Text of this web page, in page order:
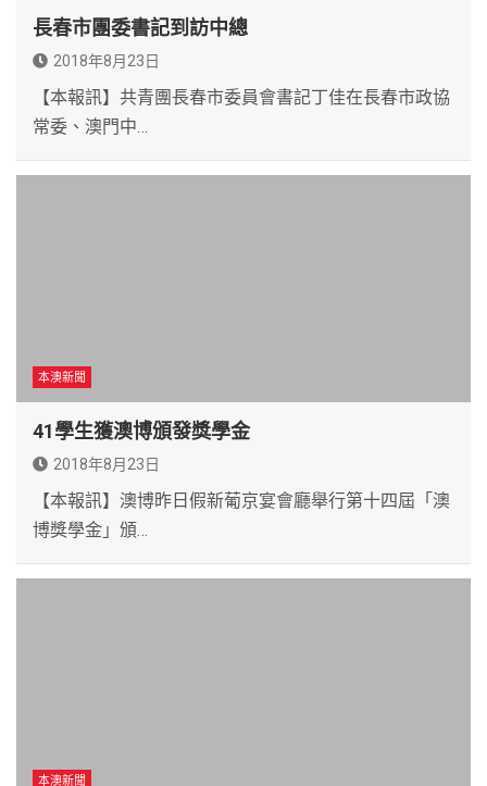
長春市團委書記到訪中總
2018年8月23日
【本報訊】共青團長春市委員會書記丁佳在長春市政協
常委、澳門中…
本澳新聞
41學生獲澳博頒發獎學金
2018年8月23日
【本報訊】澳博昨日假新葡京宴會廳舉行第十四屆「澳
博獎學金」頒…
本澳新聞